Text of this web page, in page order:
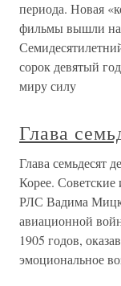
периода. Новая
фильмы вышли на
сорок девятый
миру силу
Глава
Глава семьдесят
Корее. Советские
РЛС Вадима
авиационной
1905 годов,
эмоциональное